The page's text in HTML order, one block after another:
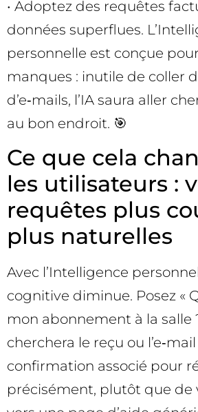
• Adoptez des requêtes
données superflues.
personnelle est conçue
manques : inutile de coller
d’e‑mails, l’IA saura aller
au bon endroit. 🎯
Ce que cela
les utilisateurs :
requêtes plus
plus naturelles
Avec l’Intelligence
cognitive diminue. Posez «
mon abonnement à la salle
cherchera le reçu ou
confirmation associé pour
précisément, plutôt que de